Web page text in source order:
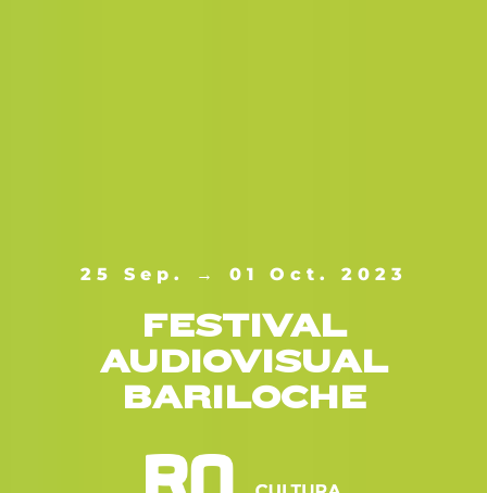
25 Sep. → 01 Oct. 2023
FESTIVAL
AUDIOVISUAL
BARILOCHE